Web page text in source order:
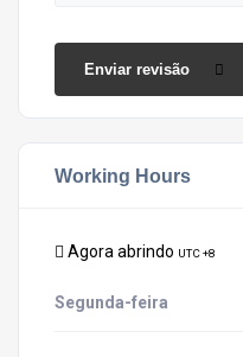
Enviar revisão
Working Hours
Agora abrindo UTC +8
Segunda-feira